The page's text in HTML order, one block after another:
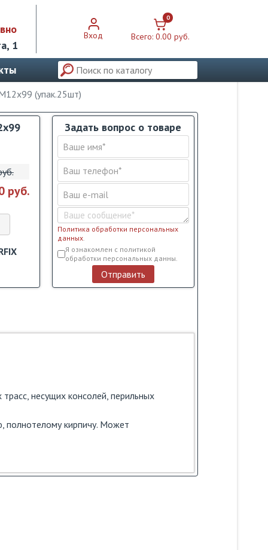
1
Вход
0
Всего: 0.00 pуб.
(упак.25шт)
pуб.
Задать вопрос о товаре
Политика обработки персональных
данных.
Условия обслуживания
Я ознакомлен с политикой
обработки персональных данны.
Отправить
несущих консолей, перильных
полнотелому кирпичу. Может